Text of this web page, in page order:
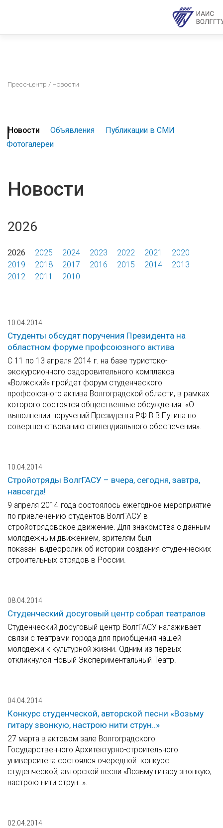
Пресс-центр / Новости
Новости Объявления
Публикации в СМИ
Фотогалереи
Новости
2026
2026 2025 2024 2023 2022 2021
2020
2019
2018 2017 2016 2015 2014
2013
2012
2011 2010
10.04.2014
Студенты обсудят поручения Президента на
областном форуме профсоюзного актива
С 11 по 13 апреля 2014 г. на базе туристско-
экскурсионного оздоровительного комплекса
«Волжский» пройдет форум студенческого
профсоюзного актива Волгоградской области, в рамках
которого состоятся общественные обсуждения «О
выполнении поручений Президента РФ В.В.Путина по
совершенствованию стипендиального обеспечения».
10.04.2014
Стройотряды ВолгГАСУ – вчера, сегодня, завтра,
навсегда!
9 апреля 2014 года состоялось ежегодное мероприятие
по привлечению студентов ВолгГАСУ в
стройотрядовское движение. Для знакомства с данным
молодежным движением, зрителям был
показан видеоролик об истории создания студенческих
строительных отрядов в России.
08.04.2014
Студенческий досуговый центр собрал театралов
Студенческий досуговый центр ВолгГАСУ налаживает
связи с театрами города для приобщения нашей
молодежи к культурной жизни. Одним из первых
откликнулся Новый Экспериментальный Театр.
04.04.2014
Конкурс студенческой, авторской песни «Возьму
гитару звонкую, настрою нити струн..»
27 марта в актовом зале Волгоградского
Государственного Архитектурно-строительного
университета состоялся очередной конкурс
студенческой, авторской песни «Возьму гитару звонкую,
настрою нити струн..».
02.04.2014